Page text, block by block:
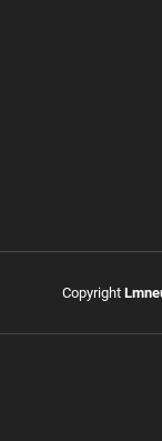
Copyright